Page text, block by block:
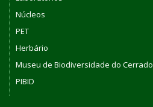
Núcleos
PET
Herbário
Museu de Biodiversidade do Cerrado
PIBID